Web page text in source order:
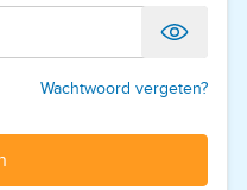
Wachtwoord vergeten?